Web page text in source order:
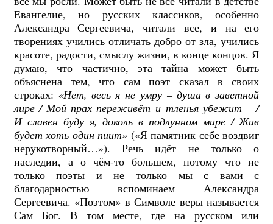
Евангелие, но русских классиков, особенно
Александра Сергеевича, читали все, и на его
творениях учились отличать добро от зла, учились
красоте, радости, смыслу жизни, в конце концов. Я
думаю, что частично, эта тайна может быть
объяснена тем, что сам поэт сказал в своих
строках: «Нет, весь я не умру – душа в заветной
лире / Мой прах переживёт и тленья убежит – /
И славен буду я, доколь в подлунном мире / Жив
будет хоть один пиит» («Я памятник себе воздвиг
нерукотворный…»). Речь идёт не только о
наследии, а о чём-то большем, потому что не
только поэты и не только мы с вами с
благодарностью вспоминаем Александра
Сергеевича. «Поэтом» в Символе веры называется
Сам Бог. В том месте, где на русском или